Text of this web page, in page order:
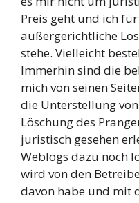
Preis geht und ich
außergerichtliche
stehe. Vielleicht
Immerhin sind die
mich von seinen
die Unterstellung
Löschung des
juristisch gesehen
Weblogs dazu noch
wird von den
davon habe und mit